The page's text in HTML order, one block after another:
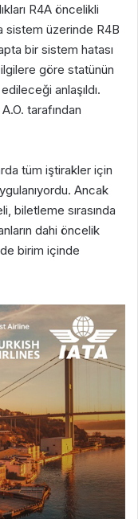
R4A öncelikli
sistem üzerinde R4B
bir sistem hatası
göre statünün
anlaşıldı.
tarafından
tüm iştirakler için
Ancak
biletleme sırasında
dahi öncelik
birim içinde